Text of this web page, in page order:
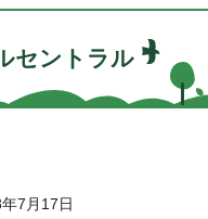
セントラル
7月17日